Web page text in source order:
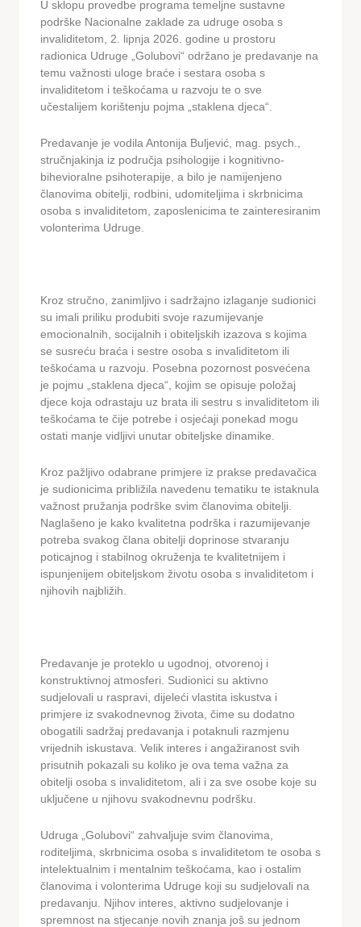
U sklopu provedbe programa temeljne sustavne
podrške Nacionalne zaklade za udruge osoba s
invaliditetom, 2. lipnja 2026. godine u prostoru
radionica Udruge „Golubovi“ održano je predavanje na
temu važnosti uloge braće i sestara osoba s
invaliditetom i teškoćama u razvoju te o sve
učestalijem korištenju pojma „staklena djeca“.
Predavanje je vodila Antonija Buljević, mag. psych.,
stručnjakinja iz područja psihologije i kognitivno-
bihevioralne psihoterapije, a bilo je namijenjeno
članovima obitelji, rodbini, udomiteljima i skrbnicima
osoba s invaliditetom, zaposlenicima te zainteresiranim
volonterima Udruge.
Kroz stručno, zanimljivo i sadržajno izlaganje sudionici
su imali priliku produbiti svoje razumijevanje
emocionalnih, socijalnih i obiteljskih izazova s kojima
se susreću braća i sestre osoba s invaliditetom ili
teškoćama u razvoju. Posebna pozornost posvećena
je pojmu „staklena djeca“, kojim se opisuje položaj
djece koja odrastaju uz brata ili sestru s invaliditetom ili
teškoćama te čije potrebe i osjećaji ponekad mogu
ostati manje vidljivi unutar obiteljske dinamike.
Kroz pažljivo odabrane primjere iz prakse predavačica
je sudionicima približila navedenu tematiku te istaknula
važnost pružanja podrške svim članovima obitelji.
Naglašeno je kako kvalitetna podrška i razumijevanje
potreba svakog člana obitelji doprinose stvaranju
poticajnog i stabilnog okruženja te kvalitetnijem i
ispunjenijem obiteljskom životu osoba s invaliditetom i
njihovih najbližih.
Predavanje je proteklo u ugodnoj, otvorenoj i
konstruktivnoj atmosferi. Sudionici su aktivno
sudjelovali u raspravi, dijeleći vlastita iskustva i
primjere iz svakodnevnog života, čime su dodatno
obogatili sadržaj predavanja i potaknuli razmjenu
vrijednih iskustava. Velik interes i angažiranost svih
prisutnih pokazali su koliko je ova tema važna za
obitelji osoba s invaliditetom, ali i za sve osobe koje su
uključene u njihovu svakodnevnu podršku.
Udruga „Golubovi“ zahvaljuje svim članovima,
roditeljima, skrbnicima osoba s invaliditetom te osoba s
intelektualnim i mentalnim teškoćama, kao i ostalim
članovima i volonterima Udruge koji su sudjelovali na
predavanju. Njihov interes, aktivno sudjelovanje i
spremnost na stjecanje novih znanja još su jednom